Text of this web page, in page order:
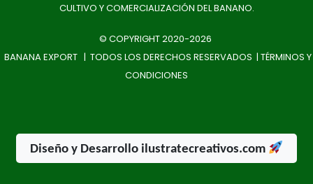
CULTIVO Y COMERCIALIZACIÓN DEL BANANO.
© COPYRIGHT 2020-2026
BANANA EXPORT | TODOS LOS DERECHOS RESERVADOS | TÉRMINOS Y
CONDICIONES
Diseño y Desarrollo ilustratecreativos.com